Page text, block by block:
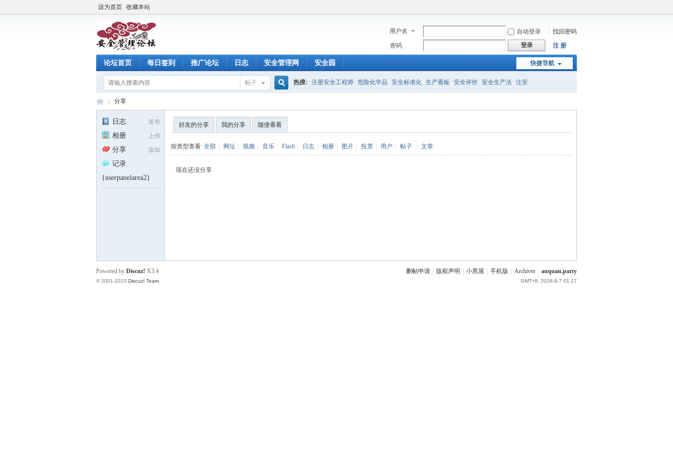
设为首页 收藏本站
用户名 自动登录
找回密码
密码
登录 注 册
快捷导航
论坛首页 每日签到 推广论坛 日志 安全管理网 安全园
帖子 热搜: 注册安全工程师 危险化学品 安全标准化 生产看板 安全评价 安全生产法 注安
分享
发布
日志
上传
相册
添加
分享
记录
{userpanelarea2}
好友的分享 我的分享 随便看看
按类型查看: 全部 网址 视频 音乐 Flash 日志 相册 图片 投票 用户 帖子 文章
现在还没分享
删帖申请 版权声明 小黑屋 手机版 Archiver anquan.party
GMT+8, 2026-8-7 01:17
Powered by Discuz! X3.4
© 2001-2023 Discuz! Team